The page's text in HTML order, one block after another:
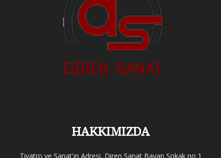
HAKKIMIZDA
Tiyatro ve Sanat'ın Adresi, Diren Sanat Bayan Sokak no 1